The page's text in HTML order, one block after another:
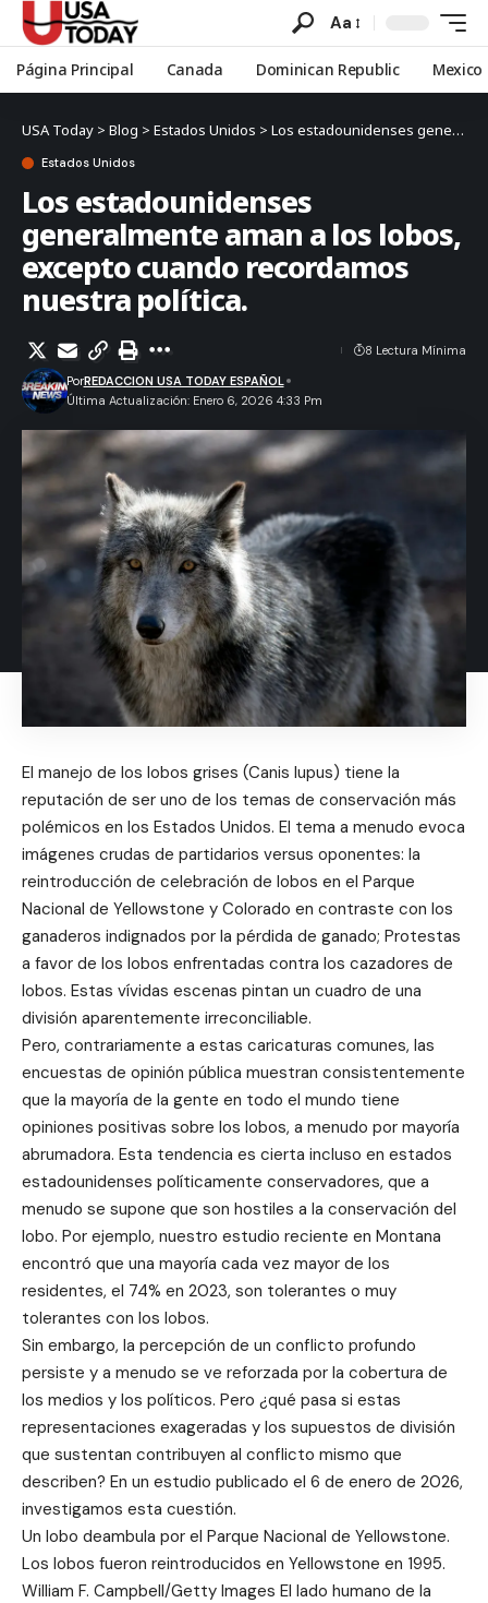
Aa
Página Principal Canada Dominican Republic Mexico
USA Today > Blog > Estados Unidos > Los estadounidenses generalmente aman a los lobos, excepto cuando recordamos nuestra política.
Estados Unidos
Los estadounidenses
generalmente aman a los lobos,
excepto cuando recordamos
nuestra política.
Última Actualización: Enero 6, 2026 4:33 Pm
PorREDACCION USA TODAY ESPAÑOL
8 Lectura Mínima
El manejo de los lobos grises (Canis lupus) tiene la
reputación de ser uno de los temas de conservación más
polémicos en los Estados Unidos. El tema a menudo evoca
imágenes crudas de partidarios versus oponentes: la
reintroducción de celebración de lobos en el Parque
Nacional de Yellowstone y Colorado en contraste con los
ganaderos indignados por la pérdida de ganado; Protestas
a favor de los lobos enfrentadas contra los cazadores de
lobos. Estas vívidas escenas pintan un cuadro de una
división aparentemente irreconciliable.
Pero, contrariamente a estas caricaturas comunes, las
encuestas de opinión pública muestran consistentemente
que la mayoría de la gente en todo el mundo tiene
opiniones positivas sobre los lobos, a menudo por mayoría
abrumadora. Esta tendencia es cierta incluso en estados
estadounidenses políticamente conservadores, que a
menudo se supone que son hostiles a la conservación del
lobo. Por ejemplo, nuestro estudio reciente en Montana
encontró que una mayoría cada vez mayor de los
residentes, el 74% en 2023, son tolerantes o muy
tolerantes con los lobos.
Sin embargo, la percepción de un conflicto profundo
persiste y a menudo se ve reforzada por la cobertura de
los medios y los políticos. Pero ¿qué pasa si estas
representaciones exageradas y los supuestos de división
que sustentan contribuyen al conflicto mismo que
describen? En un estudio publicado el 6 de enero de 2026,
investigamos esta cuestión.
Un lobo deambula por el Parque Nacional de Yellowstone.
Los lobos fueron reintroducidos en Yellowstone en 1995.
William F. Campbell/Getty Images El lado humano de la